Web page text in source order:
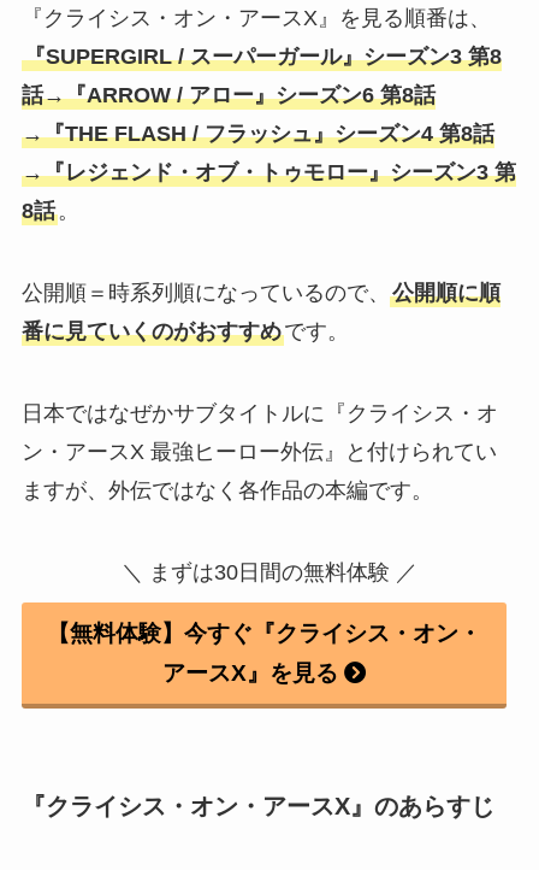
『クライシス・オン・アースX』を見る順番は、
『SUPERGIRL / スーパーガール』シーズン3 第8
話→『ARROW / アロー』シーズン6 第8話
→『THE FLASH / フラッシュ』シーズン4 第8話
→『レジェンド・オブ・トゥモロー』シーズン3 第
8話。
公開順＝時系列順になっているので、 公開順に順
番に見ていくのがおすすめです。
日本ではなぜかサブタイトルに『クライシス・オ
ン・アースX 最強ヒーロー外伝』と付けられてい
ますが、外伝ではなく各作品の本編です。
＼ まずは30日間の無料体験 ／
【無料体験】今すぐ『クライシス・オン・
アースX』を見る
『クライシス・オン・アースX』のあらすじ